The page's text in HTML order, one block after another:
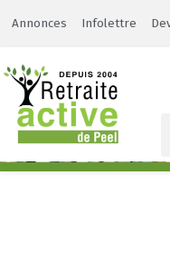
Annonces Infolettre